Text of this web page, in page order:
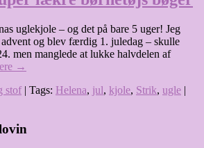
uglekjole – og det på bare 5 uger! Jeg
advent og blev færdig 1. juledag – skulle
men manglede at lukke halvdelen af
→
stof| Tags: Helena, jul, kjole, Strik, ugle |